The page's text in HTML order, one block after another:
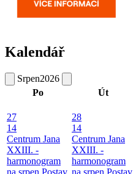
Kalendář
Srpen2026
Po
Út
27
14
Centrum Jana
XXIII. -
harmonogram
28
14
Centrum Jana
XXIII. -
harmonogram